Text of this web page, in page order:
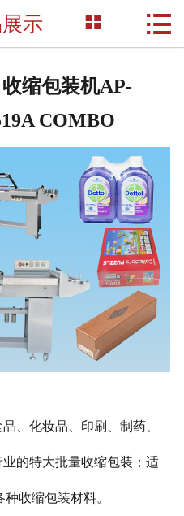
网站首页
新闻资讯
荣誉资质
成功案例
技术支持
联系我们
示  
缩包装机AP-
COMBO
、化妆品、印刷、制药、
的特大批量收缩包装；适
种收缩包装材料。